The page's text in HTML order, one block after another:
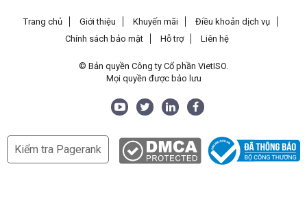
Trang chủ Giới thiệu Khuyến mãi
Điều khoản dịch vụ
Chính sách bảo mật
Hỗ trợ Liên hệ
© Bản quyền Công ty Cổ phần VietISO.
Mọi quyền được bảo lưu
Kiểm tra Pagerank